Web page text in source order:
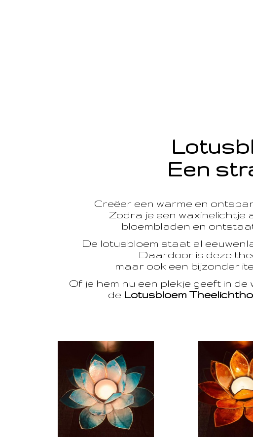
Een
Creëer een warme en
Zodra je een waxinelichtje
bloembladen en
De lotusbloem staat al
Daardoor is deze
maar ook een bijzonder
Of je hem nu een plekje geeft in
de Lotusbloem